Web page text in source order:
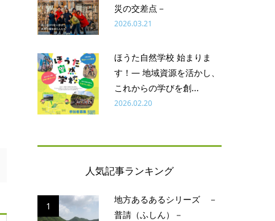
災の交差点－
2026.03.21
ほうた自然学校 始まりま
す！― 地域資源を活かし、
これからの学びを創...
2026.02.20
人気記事ランキング
1
地方あるあるシリーズ －
普請（ふしん）－